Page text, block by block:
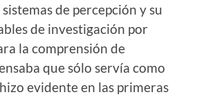
de percepción y su
de investigación por
la comprensión de
que sólo servía como
evidente en las primeras